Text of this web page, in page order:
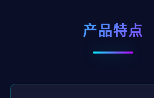
产品特点